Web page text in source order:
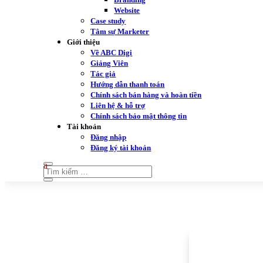
Website
Case study
Tâm sự Marketer
Giới thiệu
Về ABC Digi
Giảng Viên
Tác giả
Hướng dẫn thanh toán
Chính sách bán hàng và hoàn tiền
Liên hệ & hỗ trợ
Chính sách bảo mật thông tin
Tài khoản
Đăng nhập
Đăng ký tài khoản